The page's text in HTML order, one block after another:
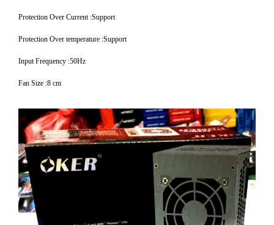
Protection Over Current :Support
Protection Over temperature :Support
Input Frequency :50Hz
Fan Size :8 cm